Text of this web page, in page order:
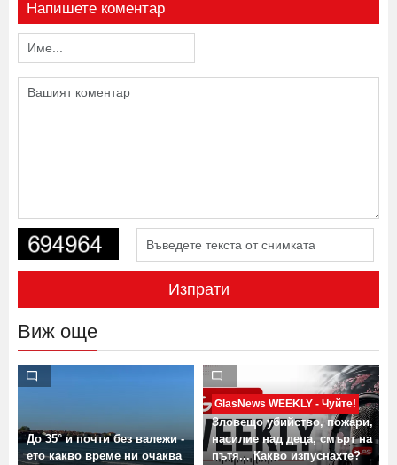
Напишете коментар
Изпрати
Виж още
До 35° и почти без валежи -
ето какво време ни очаква
GlasNews WEEKLY - Чуйте!
Зловещо убийство, пожари,
насилие над деца, смърт на
пътя... Какво изпуснахте?